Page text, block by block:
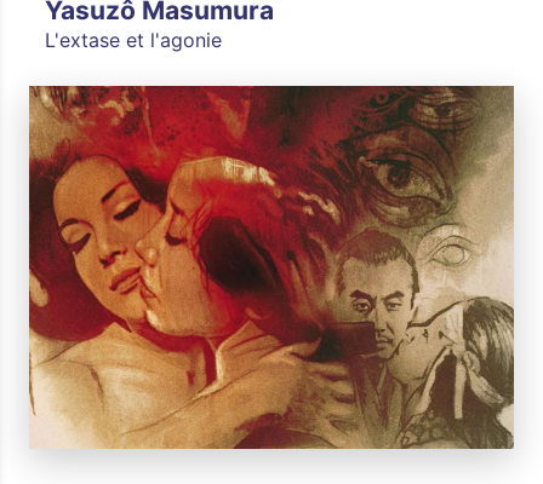
Yasuzô Masumura
L'extase et l'agonie